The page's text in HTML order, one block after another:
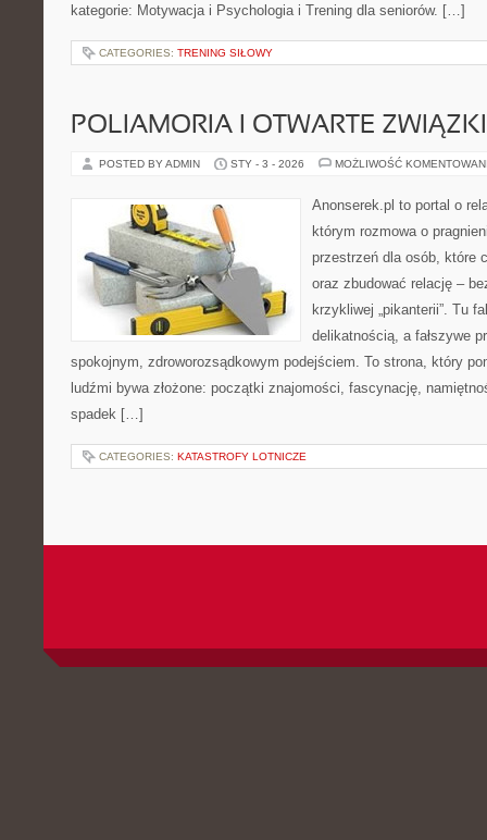
kategorie: Motywacja i Psychologia i Trening dla seniorów. […]
CATEGORIES: TRENING SIŁOWY
POLIAMORIA I OTWARTE ZWIĄZKI
POSTED BY ADMIN STY - 3 - 2026 MOŻLIWOŚĆ
Anonserek.pl to portal o
którym rozmowa o
przestrzeń dla osób, które
oraz zbudować relację –
krzykliwej „pikanterii”. Tu
delikatnością, a fałszywe
spokojnym, zdroworozsądkowym podejściem. To strona, który
ludźmi bywa złożone: początki znajomości, fascynację,
spadek […]
CATEGORIES: KATASTROFY LOTNICZE